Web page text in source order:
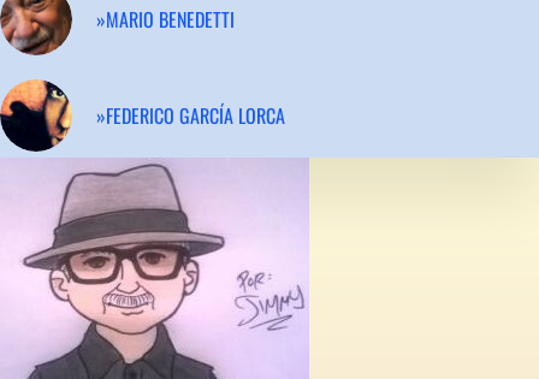
»MARIO BENEDETTI
»FEDERICO GARCÍA LORCA